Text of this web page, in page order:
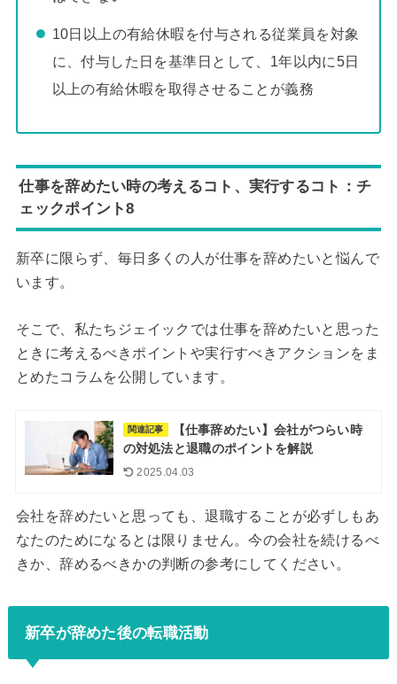
10日以上の有給休暇を付与される従業員を対象
に、付与した日を基準日として、1年以内に5日
以上の有給休暇を取得させることが義務
仕事を辞めたい時の考えるコト、実行するコト：チ
ェックポイント8
新卒に限らず、毎日多くの人が仕事を辞めたいと悩んで
います。
そこで、私たちジェイックでは仕事を辞めたいと思った
ときに考えるべきポイントや実行すべきアクションをま
とめたコラムを公開しています。
関連記事
【仕事辞めたい】会社がつらい時
の対処法と退職のポイントを解説
2025.04.03
会社を辞めたいと思っても、退職することが必ずしもあ
なたのためになるとは限りません。今の会社を続けるべ
きか、辞めるべきかの判断の参考にしてください。
新卒が辞めた後の転職活動